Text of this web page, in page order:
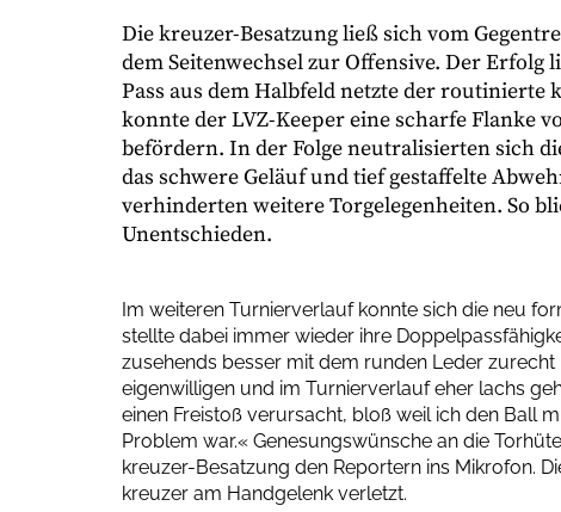
Die kreuzer-Besatzung ließ sich vom
dem Seitenwechsel zur Offensive. Der
Pass aus dem Halbfeld netzte der
konnte der LVZ-Keeper eine scharfe Flanke
befördern. In der Folge neutralisierten sich
das schwere Geläuf und tief gestaffelte
verhinderten weitere Torgelegenheiten. So
Unentschieden.
Im weiteren Turnierverlauf konnte sich die neu
stellte dabei immer wieder ihre
zusehends besser mit dem runden Leder
eigenwilligen und im Turnierverlauf eher lachs
einen Freistoß verursacht, bloß weil ich den Ball
Problem war.« Genesungswünsche an die
kreuzer-Besatzung den Reportern ins Mikrofon.
kreuzer am Handgelenk verletzt.